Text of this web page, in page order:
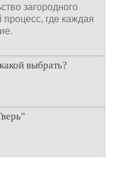
загородного
где каждая
выбрать?
одной из
становится
- важнейший
вод в частных